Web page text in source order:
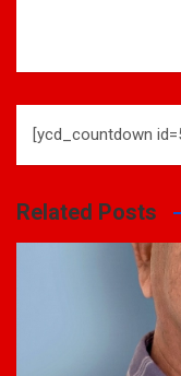
[ycd_countdown
Related Posts